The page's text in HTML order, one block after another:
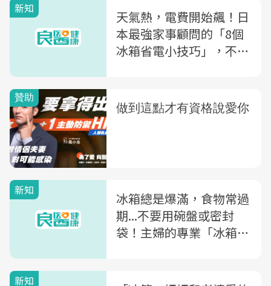
新知
天氣熱，電費開始飆！日
本最強家事顧問的「8個
冰箱省電小技巧」，不知
新知
冰箱總是爆滿，食物常過
期...不要用碗盤或密封
袋！主婦的專業「冰箱管
新知